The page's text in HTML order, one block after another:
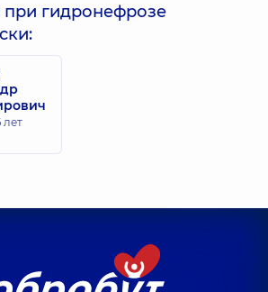
при гидронефрозе
лет